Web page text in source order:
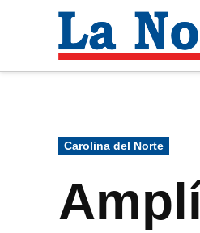
contenido
Publicado
en
Carolina del Norte